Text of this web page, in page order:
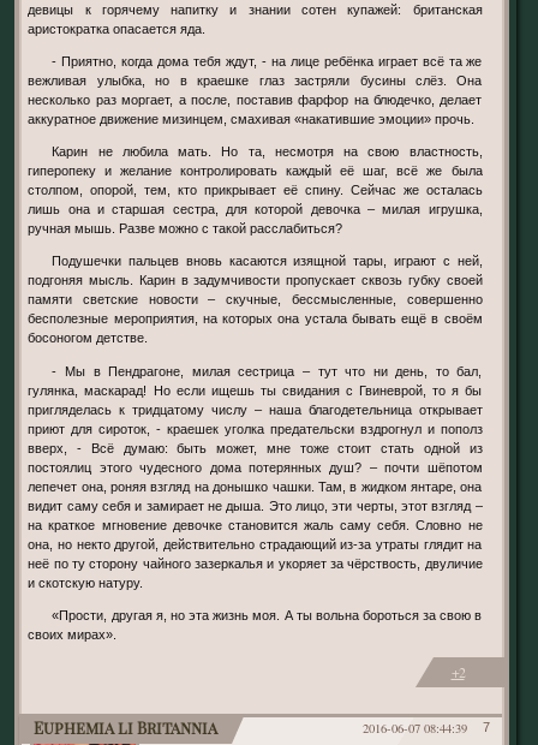
девицы к горячему напитку и знании сотен купажей: британская
аристократка опасается яда.
- Приятно, когда дома тебя ждут, - на лице ребёнка играет всё та же
вежливая улыбка, но в краешке глаз застряли бусины слёз. Она
несколько раз моргает, а после, поставив фарфор на блюдечко, делает
аккуратное движение мизинцем, смахивая «накатившие эмоции» прочь.
Карин не любила мать. Но та, несмотря на свою властность,
гиперопеку и желание контролировать каждый её шаг, всё же была
столпом, опорой, тем, кто прикрывает её спину. Сейчас же осталась
лишь она и старшая сестра, для которой девочка – милая игрушка,
ручная мышь. Разве можно с такой расслабиться?
Подушечки пальцев вновь касаются изящной тары, играют с ней,
подгоняя мысль. Карин в задумчивости пропускает сквозь губку своей
памяти светские новости – скучные, бессмысленные, совершенно
бесполезные мероприятия, на которых она устала бывать ещё в своём
босоногом детстве.
- Мы в Пендрагоне, милая сестрица – тут что ни день, то бал,
гулянка, маскарад! Но если ищешь ты свидания с Гвиневрой, то я бы
пригляделась к тридцатому числу – наша благодетельница открывает
приют для сироток, - краешек уголка предательски вздрогнул и пополз
вверх, - Всё думаю: быть может, мне тоже стоит стать одной из
постоялиц этого чудесного дома потерянных душ? – почти шёпотом
лепечет она, роняя взгляд на донышко чашки. Там, в жидком янтаре, она
видит саму себя и замирает не дыша. Это лицо, эти черты, этот взгляд –
на краткое мгновение девочке становится жаль саму себя. Словно не
она, но некто другой, действительно страдающий из-за утраты глядит на
неё по ту сторону чайного зазеркалья и укоряет за чёрствость, двуличие
и скотскую натуру.
«Прости, другая я, но эта жизнь моя. А ты вольна бороться за свою в
своих мирах».
+2
7
2016-06-07 08:44:39
Euphemia li Britannia